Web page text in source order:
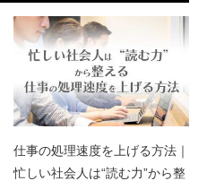
仕事の処理速度を上げる方法｜
忙しい社会人は“読む力”から整